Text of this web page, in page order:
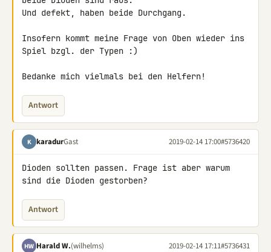
Und defekt, haben beide Durchgang.
Insofern kommt meine Frage von Oben wieder ins
Spiel bzgl. der Typen :)
Bedanke mich vielmals bei den Helfern!
Antwort
K karadurGast 2019-02-14 17:00#5736420
Dioden sollten passen. Frage ist aber warum
sind die Dioden gestorben?
Antwort
HW Harald W.(wilhelms) 2019-02-14 17:11#5736431